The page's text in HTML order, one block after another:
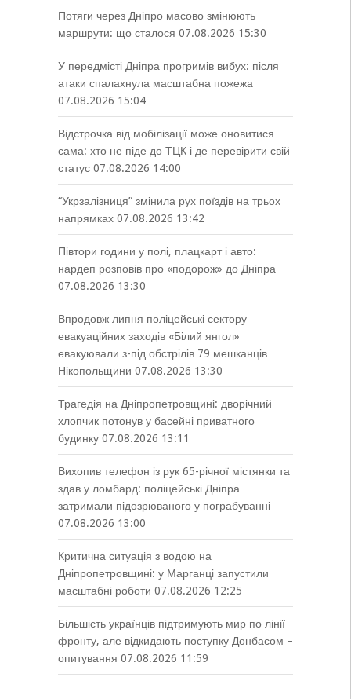
Потяги через Дніпро масово змінюють
маршрути: що сталося 07.08.2026 15:30
У передмісті Дніпра прогримів вибух: після
атаки спалахнула масштабна пожежа
07.08.2026 15:04
Відстрочка від мобілізації може оновитися
сама: хто не піде до ТЦК і де перевірити свій
статус 07.08.2026 14:00
“Укрзалізниця” змінила рух поїздів на трьох
напрямках 07.08.2026 13:42
Півтори години у полі, плацкарт і авто:
нардеп розповів про «подорож» до Дніпра
07.08.2026 13:30
Впродовж липня поліцейські сектору
евакуаційних заходів «Білий янгол»
евакуювали з-під обстрілів 79 мешканців
Нікопольщини 07.08.2026 13:30
Трагедія на Дніпропетровщині: дворічний
хлопчик потонув у басейні приватного
будинку 07.08.2026 13:11
Вихопив телефон із рук 65-річної містянки та
здав у ломбард: поліцейські Дніпра
затримали підозрюваного у пограбуванні
07.08.2026 13:00
Критична ситуація з водою на
Дніпропетровщині: у Марганці запустили
масштабні роботи 07.08.2026 12:25
Більшість українців підтримують мир по лінії
фронту, але відкидають поступку Донбасом –
опитування 07.08.2026 11:59